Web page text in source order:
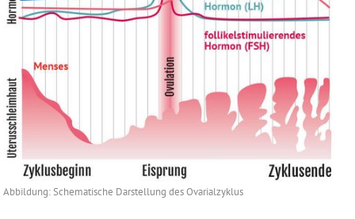
Abbildung: Schematische Darstellung des Ovarialzyklus